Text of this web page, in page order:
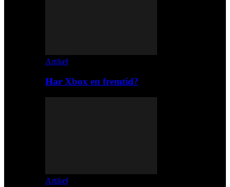
Artikel
Har Xbox en fremtid?
Artikel